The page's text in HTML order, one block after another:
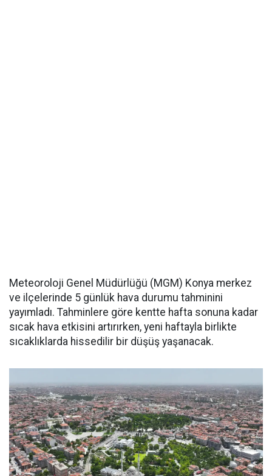
Meteoroloji Genel Müdürlüğü (MGM) Konya merkez
ve ilçelerinde 5 günlük hava durumu tahminini
yayımladı. Tahminlere göre kentte hafta sonuna kadar
sıcak hava etkisini artırırken, yeni haftayla birlikte
sıcaklıklarda hissedilir bir düşüş yaşanacak.